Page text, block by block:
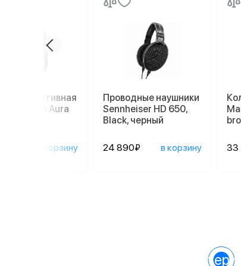
портативная
Kardon Aura
в корзину
Проводные наушники
Sennheiser HD 650,
Black, черный
24 890₽ в корзину 33